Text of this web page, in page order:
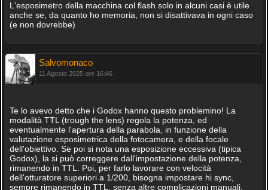
L'esposimetro della macchina col flash solo in alcuni casi è utile
anche se, da quanto ho memoria, non si disattivava in ogni caso
(e non dovrebbe)
Salvomonaco
11 Agosto 2025 ore 16:46
Te lo avevo detto che i Godox hanno questo problemino! La
modalità TTL (trough the lens) regola la potenza, ed
eventualmente l'apertura della parabola, in funzione della
valutazione esposimetrica della fotocamera, e della focale
dell'obiettivo. Se poi si nota una esposizione eccessiva (tipica
Godox), la si può correggere dall'impostazione della potenza,
rimanendo in TTL. Poi, per farlo lavorare con velocità
dell'otturatore superiori a 1/200, bisogna impostare hi sync,
sempre rimanendo in TTL, senza altre complicazioni manuali.